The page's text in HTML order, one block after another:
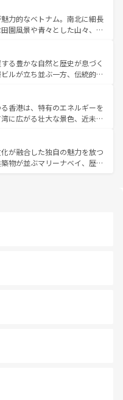
など、バラエティ豊かな料理
着の台湾情報は コンテンツ一覧を参
折々の自然美を楽しむことが
肉、絶品のストリートフード
待っている。夜には、韓国な
の多彩な魅力を心ゆくまで味
しい。 なお、新着の韓国情報はコンテンツ一
力的なベトナム。南北に細長
園風景や青々とした山々、世
く。ハノイの古い町並みやホ
代の建物も、独特の雰囲気を
エティの豊かさとおいしさで
ベトナムコーヒーなどは、ぜ
域を訪れてもあたたかい人々
、きっと忘れられない旅にな
る豊かな自然と歴史が息づく
ルが立ち並ぶ一方、伝統的な
ではチェンマイなどの山岳地
はプーケットやクラビの美し
しむことができる。タイ料理
、どの季節にも異なる楽しみ
タイの人々、仏教を中心とし
源が、訪れる旅人を魅了し続
香港は、特有のエネルギーを
に広がる壮大な景色、近未来
はず。観光スポットが密集し
回れるのも魅力。息をのむよ
で、香港を存分に楽しみ尽く
が融合した独自の魅力を放つ
物が並ぶマリーナベイ、歴史
を楽しめる外せないスポット